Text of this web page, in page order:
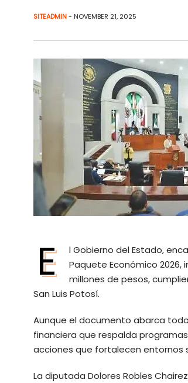
SITEADMIN- NOVEMBER 21, 2025
E
l Gobierno del Estado,
Paquete Económico 2026,
millones de pesos,
San Luis Potosí.
Aunque el documento abarca
financiera que respalda
acciones que fortalecen entornos
La diputada Dolores Robles